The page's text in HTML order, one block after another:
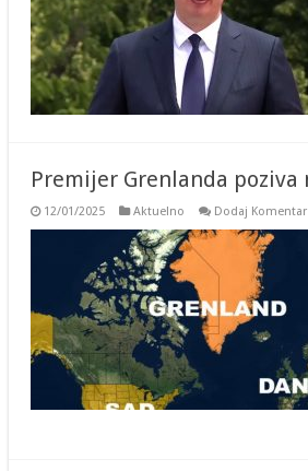
Premijer Grenlanda poziva
12/01/2025 Aktuelno Dodaj Komentar